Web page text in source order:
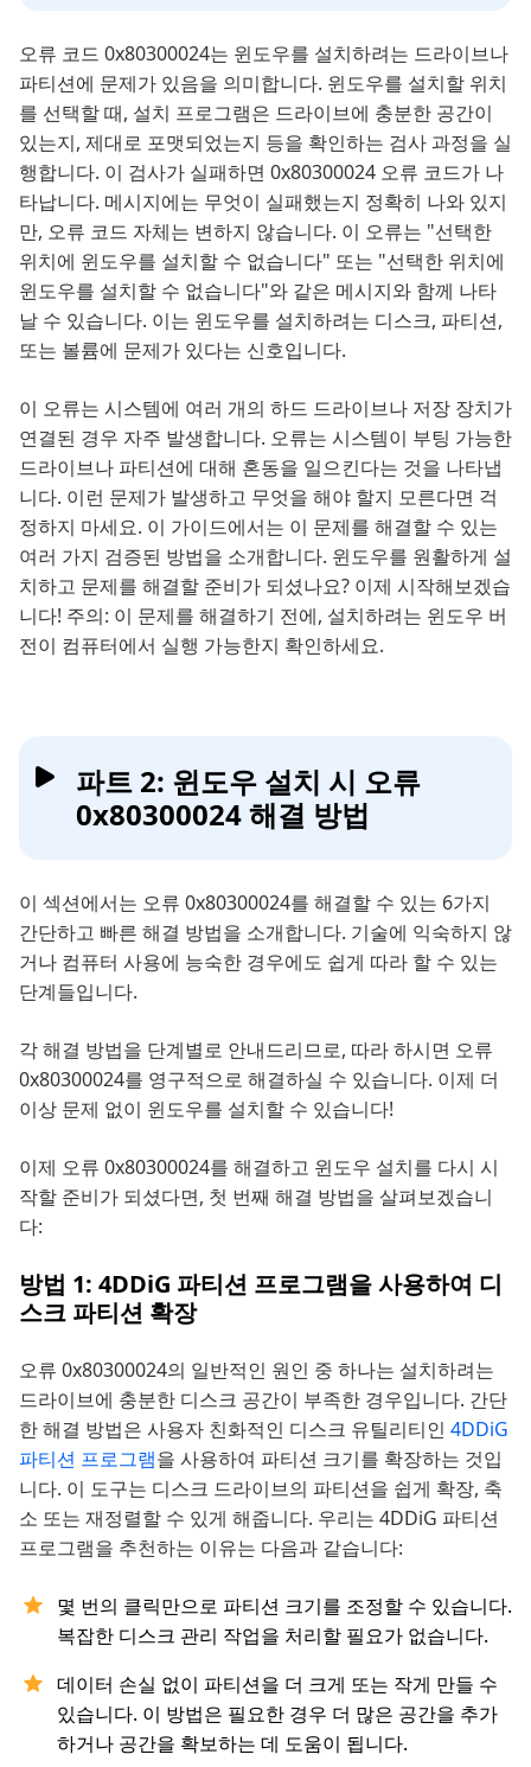
오류 코드 0x80300024는 윈도우를 설치하려는 드라이브나
파티션에 문제가 있음을 의미합니다. 윈도우를 설치할 위치
를 선택할 때, 설치 프로그램은 드라이브에 충분한 공간이
있는지, 제대로 포맷되었는지 등을 확인하는 검사 과정을 실
행합니다. 이 검사가 실패하면 0x80300024 오류 코드가 나
타납니다. 메시지에는 무엇이 실패했는지 정확히 나와 있지
만, 오류 코드 자체는 변하지 않습니다. 이 오류는 "선택한
위치에 윈도우를 설치할 수 없습니다" 또는 "선택한 위치에
윈도우를 설치할 수 없습니다"와 같은 메시지와 함께 나타
날 수 있습니다. 이는 윈도우를 설치하려는 디스크, 파티션,
또는 볼륨에 문제가 있다는 신호입니다.
이 오류는 시스템에 여러 개의 하드 드라이브나 저장 장치가
연결된 경우 자주 발생합니다. 오류는 시스템이 부팅 가능한
드라이브나 파티션에 대해 혼동을 일으킨다는 것을 나타냅
니다. 이런 문제가 발생하고 무엇을 해야 할지 모른다면 걱
정하지 마세요. 이 가이드에서는 이 문제를 해결할 수 있는
여러 가지 검증된 방법을 소개합니다. 윈도우를 원활하게 설
치하고 문제를 해결할 준비가 되셨나요? 이제 시작해보겠습
니다! 주의: 이 문제를 해결하기 전에, 설치하려는 윈도우 버
전이 컴퓨터에서 실행 가능한지 확인하세요.
파트 2: 윈도우 설치 시 오류
0x80300024 해결 방법
이 섹션에서는 오류 0x80300024를 해결할 수 있는 6가지
간단하고 빠른 해결 방법을 소개합니다. 기술에 익숙하지 않
거나 컴퓨터 사용에 능숙한 경우에도 쉽게 따라 할 수 있는
단계들입니다.
각 해결 방법을 단계별로 안내드리므로, 따라 하시면 오류
0x80300024를 영구적으로 해결하실 수 있습니다. 이제 더
이상 문제 없이 윈도우를 설치할 수 있습니다!
이제 오류 0x80300024를 해결하고 윈도우 설치를 다시 시
작할 준비가 되셨다면, 첫 번째 해결 방법을 살펴보겠습니
다:
방법 1: 4DDiG 파티션 프로그램을 사용하여 디
스크 파티션 확장
오류 0x80300024의 일반적인 원인 중 하나는 설치하려는
드라이브에 충분한 디스크 공간이 부족한 경우입니다. 간단
한 해결 방법은 사용자 친화적인 디스크 유틸리티인 4DDiG
파티션 프로그램을 사용하여 파티션 크기를 확장하는 것입
니다. 이 도구는 디스크 드라이브의 파티션을 쉽게 확장, 축
소 또는 재정렬할 수 있게 해줍니다. 우리는 4DDiG 파티션
프로그램을 추천하는 이유는 다음과 같습니다:
몇 번의 클릭만으로 파티션 크기를 조정할 수 있습니다.
복잡한 디스크 관리 작업을 처리할 필요가 없습니다.
데이터 손실 없이 파티션을 더 크게 또는 작게 만들 수
있습니다. 이 방법은 필요한 경우 더 많은 공간을 추가
하거나 공간을 확보하는 데 도움이 됩니다.